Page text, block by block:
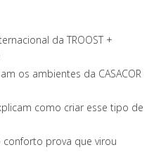
da TROOST +
os ambientes da CASACOR
como criar esse tipo de
conforto prova que virou